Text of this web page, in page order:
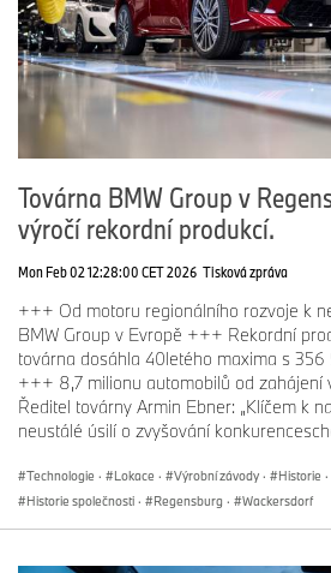
Továrna BMW Group v
výročí rekordní produkcí.
Mon Feb 02 12:28:00 CET 2026 Tisková zpráva
+++ Od motoru regionálního rozvoje k
BMW Group v Evropě +++ Rekordní
továrna dosáhla 40letého maxima s 356
+++ 8,7 milionu automobilů od
Ředitel továrny Armin Ebner: „Klíčem k
neustálé úsilí o zvyšování
Technologie · Lokace · Výrobní závody · Historie ·
Historie společnosti · Regensburg · Wackersdorf